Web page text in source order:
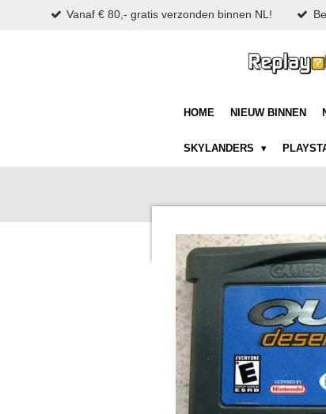
Vanaf € 80,- gratis verzonden binnen NL!
HOME NIEUW BINNEN
SKYLANDERS